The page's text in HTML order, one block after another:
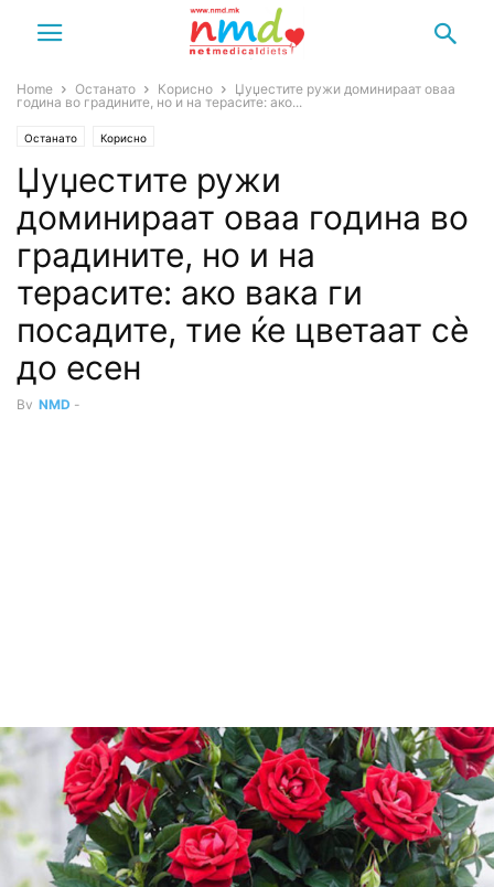
Home Останато Корисно
Џуџестите ружи доминираат оваа
година во градините, но и на терасите: ако...
Останато Корисно
Џуџестите ружи
доминираат оваа година во
градините, но и на
терасите: ако вака ги
посадите, тие ќе цветаат сè
до есен
By NMD -